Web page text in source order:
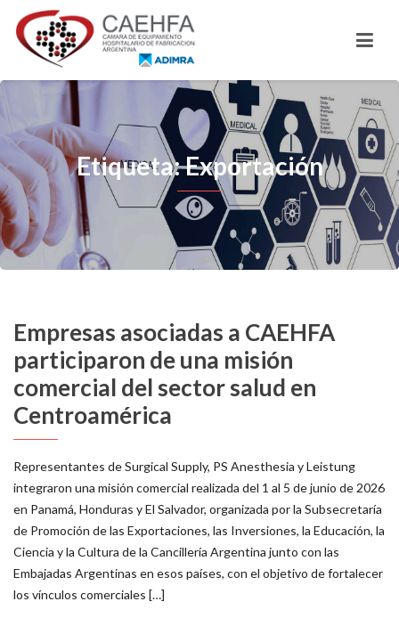
Etiqueta: Exportación
Empresas asociadas a CAEHFA
participaron de una misión
comercial del sector salud en
Centroamérica
Representantes de Surgical Supply, PS Anesthesia y Leistung
integraron una misión comercial realizada del 1 al 5 de junio de 2026
en Panamá, Honduras y El Salvador, organizada por la Subsecretaría
de Promoción de las Exportaciones, las Inversiones, la Educación, la
Ciencia y la Cultura de la Cancillería Argentina junto con las
Embajadas Argentinas en esos países, con el objetivo de fortalecer
los vínculos comerciales […]